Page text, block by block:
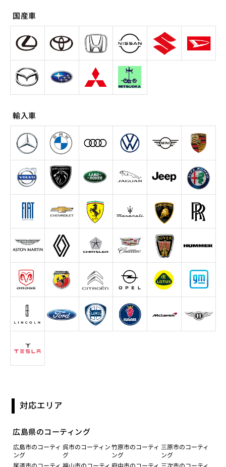
国産車
輸入車
対応エリア
広島県のコーティング
広島市のコーティ
ング
呉市のコーティン
グ
竹原市のコーティ
ング
三原市のコーティ
ング